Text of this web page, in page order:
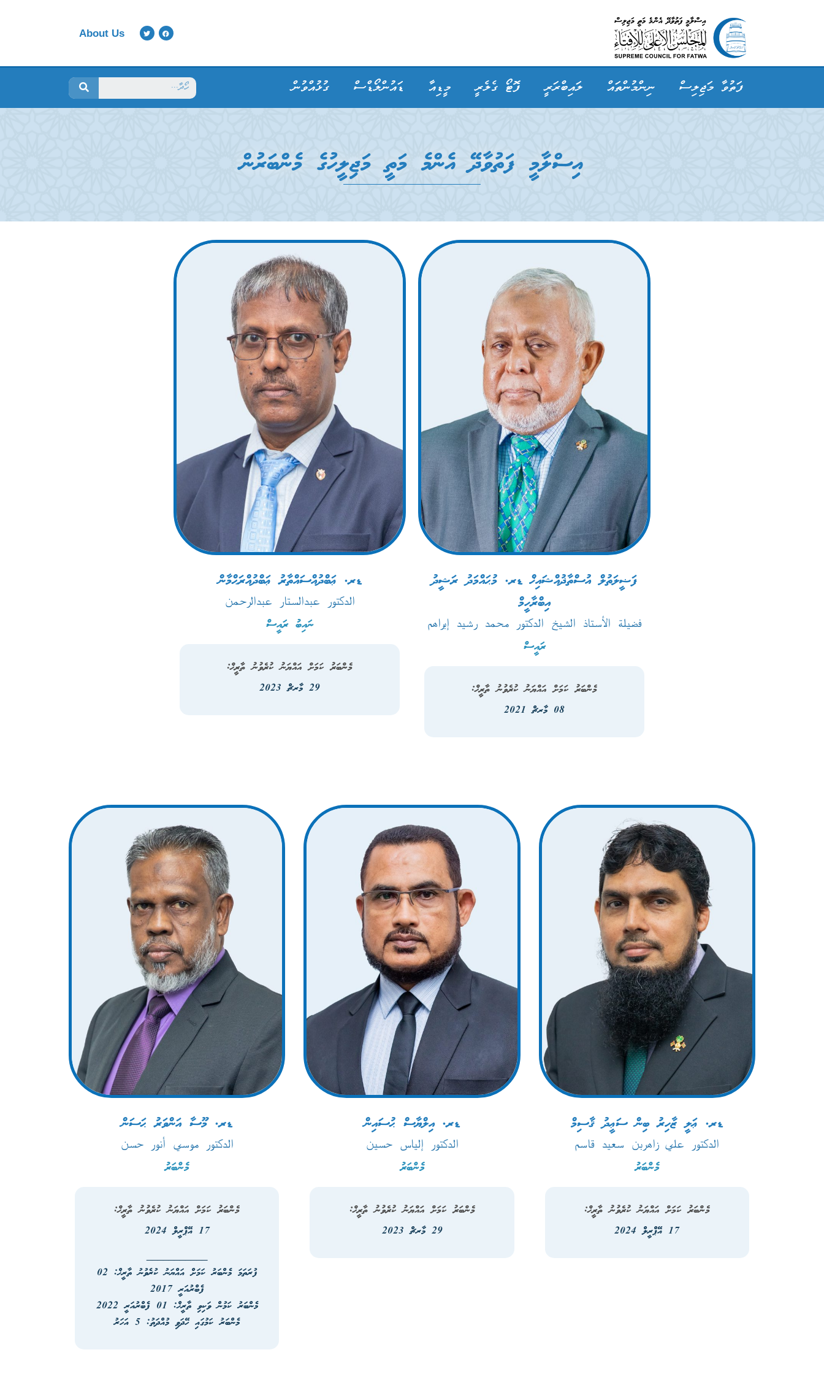
About Us
ފަތުވާ މަޖިލިސް ނިންމުންތައް ލައިބްރަރީ ފޮޓޯ ގެލެރީ މީޑިއާ ޑައުންލޯޑްސް ގުޅުއްވުން
އިސްލާމީ ފަތުވާދޭ އެންމެ މަތީ މަޖިލީހުގެ މެންބަރުން
ފަޟީލަތުލް އުސްތާޛުއްޝައިޚް ޑރ. މުޙައްމަދު ރަޝީދު
އިބްރާހީމް
فضيلة الأستاذ الشيخ الدكتور محمد رشيد إبراهم
ރައީސް
މެންބަރު ކަމަށް އައްޔަނު ކުރެވުނު ތާރީޚް:
08 މާރޗް 2021
ޑރ. ޢަބްދުއްސައްތާރު ޢަބްދުއްރަޙްމާން
الدكتور عبدالستار عبدالرحمن
ނައިބު ރައީސް
މެންބަރު ކަމަށް އައްޔަނު ކުރެވުނު ތާރީޚް:
29 މާރޗް 2023
ޑރ. ޢަލީ ޒާހިރު ބިން ސަޢީދު ޤާސިމް
الدكتور علي زاهربن سعيد قاسم
މެންބަރު
މެންބަރު ކަމަށް އައްޔަނު ކުރެވުނު ތާރީޚް:
17 އޭޕްރީލް 2024
ޑރ. އިލްޔާސް ޙުސައިން
الدكتور إلياس حسين
މެންބަރު
މެންބަރު ކަމަށް އައްޔަނު ކުރެވުނު ތާރީޚް:
29 މާރޗް 2023
ޑރ. މޫސާ އަންވަރު ޙަސަން
الدكتور موسي أنور حسن
މެންބަރު
މެންބަރު ކަމަށް އައްޔަނު ކުރެވުނު ތާރީޚް:
17 އޭޕްރީލް 2024
___________
ފުރަތަމަ މެންބަރު ކަމަށް އައްޔަނު ކުރެވުނު ތާރީޚް: 02
ފެބްރުއަރީ 2017
މެންބަރު ކަމުން ވަކިވި ތާރީޚް: 01 ފެބްރުއަރީ 2022
މެންބަރު ކަމުގައި ހޭދަވި މުއްދަތު: 5 އަހަރު